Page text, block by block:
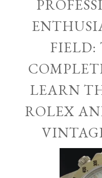
FIELD:
LEARN
ROLEX